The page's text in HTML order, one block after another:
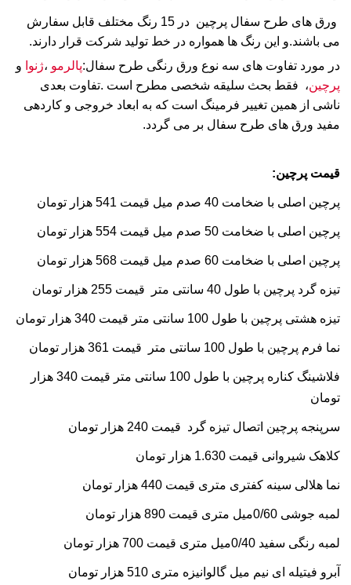
ورق های طرح سفال پرچین در 15 رنگ مختلف قابل سفارش
می باشند.و این رنگ ها همواره در خط تولید شرکت قرار دارند.
در مورد تفاوت های سه نوع ورق رنگی طرح سفال:پالرمو ،ژنوا و
پرچین، فقط بحث سلیقه شخصی مطرح است .تفاوت بعدی
ناشی از همین تغییر فرمینگ است که به ابعاد خروجی و کاردهی
مفید ورق های طرح سفال بر می گردد.
قیمت پرچین:
پرچین اصلی با ضخامت 40 صدم میل قیمت 541 هزار تومان
پرچین اصلی با ضخامت 50 صدم میل قیمت 554 هزار تومان
پرچین اصلی با ضخامت 60 صدم میل قیمت 568 هزار تومان
تیزه گرد پرچین با طول 40 سانتی متر قیمت 255 هزار تومان
تیزه هشتی پرچین با طول 100 سانتی متر قیمت 340 هزار تومان
نما فرم پرچین با طول 100 سانتی متر قیمت 361 هزار تومان
فلاشینگ کناره پرچین با طول 100 سانتی متر قیمت 340 هزار
تومان
سرپنجه پرچین اتصال تیزه گرد قیمت 240 هزار تومان
کلاهک شیروانی قیمت 1.630 هزار تومان
نما هلالی سینه کفتری متری قیمت 440 هزار تومان
لمبه جوشی 0/60میل متری قیمت 890 هزار تومان
لمبه رنگی سفید 0/40میل متری قیمت 700 هزار تومان
آبرو فیتیله ای نیم میل گالوانیزه متری 510 هزار تومان